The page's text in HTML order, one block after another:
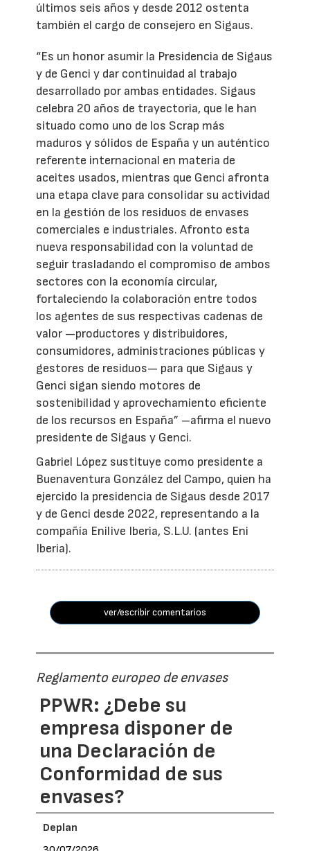
últimos seis años y desde 2012 ostenta
también el cargo de consejero en Sigaus.
“Es un honor asumir la Presidencia de Sigaus
y de Genci y dar continuidad al trabajo
desarrollado por ambas entidades. Sigaus
celebra 20 años de trayectoria, que le han
situado como uno de los Scrap más
maduros y sólidos de España y un auténtico
referente internacional en materia de
aceites usados, mientras que Genci afronta
una etapa clave para consolidar su actividad
en la gestión de los residuos de envases
comerciales e industriales. Afronto esta
nueva responsabilidad con la voluntad de
seguir trasladando el compromiso de ambos
sectores con la economía circular,
fortaleciendo la colaboración entre todos
los agentes de sus respectivas cadenas de
valor —productores y distribuidores,
consumidores, administraciones públicas y
gestores de residuos— para que Sigaus y
Genci sigan siendo motores de
sostenibilidad y aprovechamiento eficiente
de los recursos en España” –afirma el nuevo
presidente de Sigaus y Genci.
Gabriel López sustituye como presidente a
Buenaventura González del Campo, quien ha
ejercido la presidencia de Sigaus desde 2017
y de Genci desde 2022, representando a la
compañía Enilive Iberia, S.L.U. (antes Eni
Iberia).
ver/escribir comentarios
Reglamento europeo de envases
PPWR: ¿Debe su
empresa disponer de
una Declaración de
Conformidad de sus
envases?
Deplan